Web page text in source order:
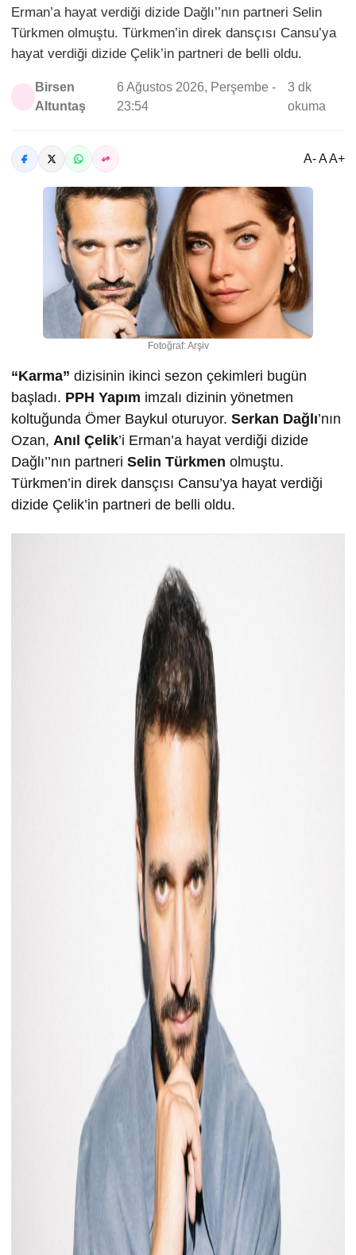
Erman’a hayat verdiği dizide Dağlı’’nın partneri Selin
Türkmen olmuştu. Türkmen’in direk dansçısı Cansu’ya
hayat verdiği dizide Çelik’in partneri de belli oldu.
Birsen
Altuntaş
6 Ağustos 2026, Perşembe -
23:54
3 dk
okuma
A- A A+
Fotoğraf: Arşiv
“Karma” dizisinin ikinci sezon çekimleri bugün
başladı. PPH Yapım imzalı dizinin yönetmen
koltuğunda Ömer Baykul oturuyor. Serkan Dağlı’nın
Ozan, Anıl Çelik’i Erman’a hayat verdiği dizide
Dağlı’’nın partneri Selin Türkmen olmuştu.
Türkmen’in direk dansçısı Cansu’ya hayat verdiği
dizide Çelik’in partneri de belli oldu.